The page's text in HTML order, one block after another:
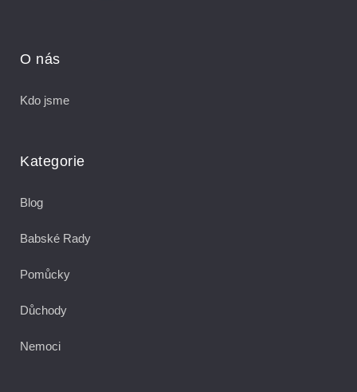
O nás
Kdo jsme
Kategorie
Blog
Babské Rady
Pomůcky
Důchody
Nemoci